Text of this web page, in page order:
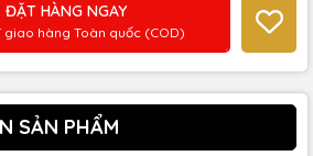
ĐẶT HÀNG NGAY
giao hàng Toàn quốc (COD)
SẢN PHẨM